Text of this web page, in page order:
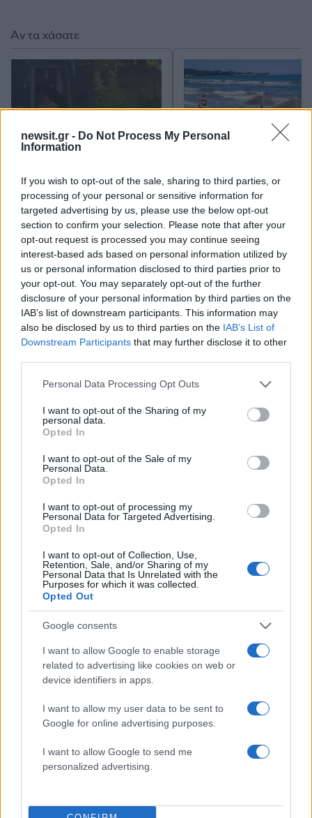
newsit.gr - Do Not Process My Personal
Information
If you wish to opt-out of the sale, sharing to third parties, or
processing of your personal or sensitive information for
targeted advertising by us, please use the below opt-out
section to confirm your selection. Please note that after your
opt-out request is processed you may continue seeing
interest-based ads based on personal information utilized by
us or personal information disclosed to third parties prior to
your opt-out. You may separately opt-out of the further
disclosure of your personal information by third parties on the
IAB’s list of downstream participants. This information may
also be disclosed by us to third parties on the IAB’s List of
Downstream Participants that may further disclose it to other
Please note that this website/app uses one or more Google
not limited to your visit or usage behaviour. You may click to
grant or deny consent to Google and its third-party tags to
use your data for below specified purposes in below Google
consent section.
Personal Data Processing Opt Outs
I want to opt-out of the Sharing of my
personal data.
Opted In
I want to opt-out of the Sale of my
Personal Data.
Opted In
I want to opt-out of processing my
Personal Data for Targeted Advertising.
Opted In
I want to opt-out of Collection, Use,
Retention, Sale, and/or Sharing of my
Personal Data that Is Unrelated with the
Purposes for which it was collected.
Opted Out
Google consents
I want to allow Google to enable storage
related to advertising like cookies on web or
device identifiers in apps.
I want to allow my user data to be sent to
Google for online advertising purposes.
I want to allow Google to send me
personalized advertising.
Σχόλια
50 /50
2000 /2000
Όροι Χρήσης. Το site προστατεύεται από reCAPTCHA, ισχύουν
Πολιτική Απορρήτου&Όροι Χρήσηςτης Google.
ΔΟΛΟΦΟΝΙΑ
ΘΕΣΣΑΛΟΝΙΚΗ
Ακολουθήστε το Νewsit.gr στο
ενημερωθείτε πρώτοι για όλη την ειδησεογραφία και τα
Αν τα χάσατε
Marfin: Απολογείται
σήμερα η 46χρονη που
έφτασε από τη Βρετανία –
Η μεταγωγή στην Ελλάδα
και τα στοιχεία που την
εμπλέκουν
Ανεβαίνει από
θερμοκρασία -
ζέστης 3 ημερών με
υδράργυρο να φτάνει
40°C